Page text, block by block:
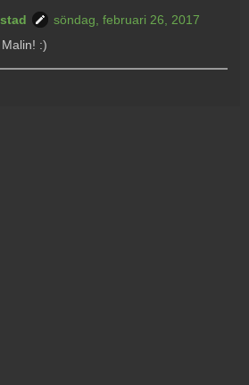
söndag, februari 26, 2017
:)